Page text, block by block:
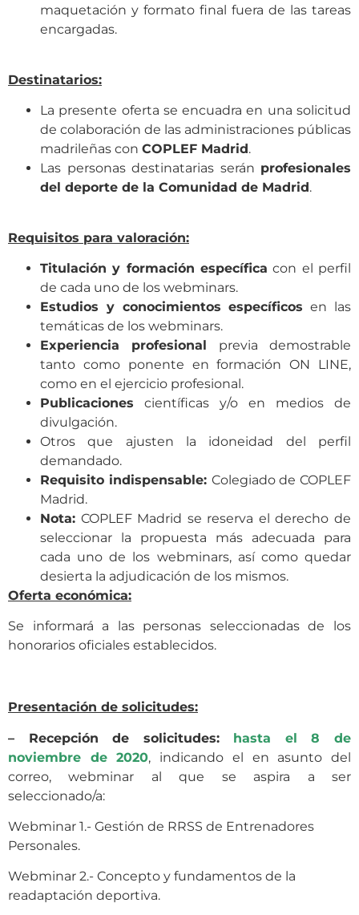
maquetación y formato final fuera de las tareas
encargadas.
Destinatarios:
La presente oferta se encuadra en una solicitud
de colaboración de las administraciones públicas
madrileñas con COPLEF Madrid.
Las personas destinatarias serán profesionales
del deporte de la Comunidad de Madrid.
Requisitos para valoración:
Titulación y formación específica con el perfil
de cada uno de los webminars.
Estudios y conocimientos específicos en las
temáticas de los webminars.
Experiencia profesional previa demostrable
tanto como ponente en formación ON LINE,
como en el ejercicio profesional.
Publicaciones científicas y/o en medios de
divulgación.
Otros que ajusten la idoneidad del perfil
demandado.
Requisito indispensable: Colegiado de COPLEF
Madrid.
Nota: COPLEF Madrid se reserva el derecho de
seleccionar la propuesta más adecuada para
cada uno de los webminars, así como quedar
desierta la adjudicación de los mismos.
Oferta económica:
Se informará a las personas seleccionadas de los
honorarios oficiales establecidos.
Presentación de solicitudes:
– Recepción de solicitudes:
hasta el 8 de
noviembre de 2020, indicando el en asunto del
correo, webminar al que se aspira a ser
seleccionado/a:
Webminar 1.- Gestión de RRSS de Entrenadores
Personales.
Webminar 2.- Concepto y fundamentos de la
readaptación deportiva.